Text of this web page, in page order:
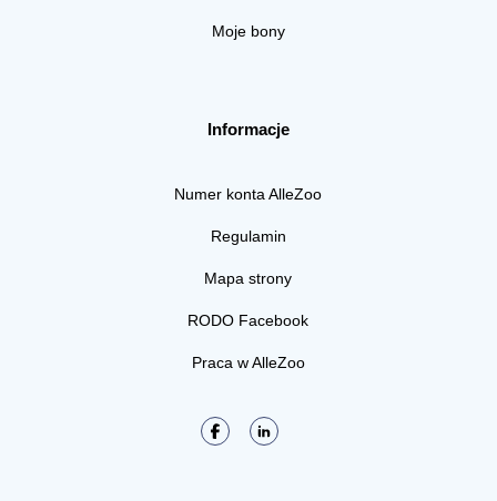
Moje bony
Informacje
Numer konta AlleZoo
Regulamin
Mapa strony
RODO Facebook
Praca w AlleZoo